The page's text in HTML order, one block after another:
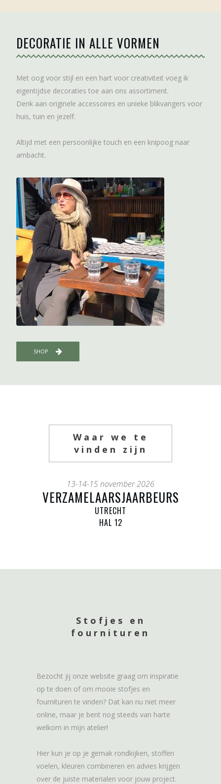
DECORATIE IN ALLE VORMEN
Met oog voor stijl en een hart voor creativiteit voeg ik
eigentijdse decoraties toe aan ons assortiment.
Denk aan originele accessoires en unieke blikvangers voor
huis, tuin en jezelf.
Altijd met een persoonlijke touch en een knipoog naar
ambacht.
SHOP
Waar we te
vinden zijn
13-14-15 november 2026
VERZAMELAARSJAARBEURS
UTRECHT
HAL 12
Stofjes en
fournituren
Bezocht jij onze website graag om inspiratie
op te doen of om mooie stofjes en
fournituren te vinden? Dat kan nu niet meer
online, maar je bent nog steeds van harte
welkom in mijn atelier!
Hier kun je op je gemak rondkijken, stoffen
voelen, kleuren combineren en advies krijgen
over de juiste materialen voor jouw project.